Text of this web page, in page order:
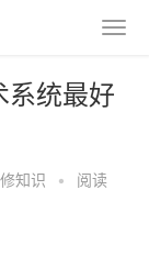
统最好
知识 •
阅读